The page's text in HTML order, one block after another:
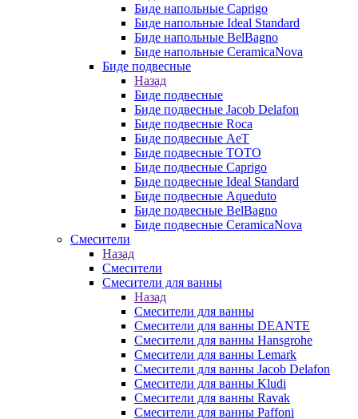
Биде напольные Caprigo
Биде напольные Ideal Standard
Биде напольные BelBagno
Биде напольные CeramicaNova
Биде подвесные
Назад
Биде подвесные
Биде подвесные Jacob Delafon
Биде подвесные Roca
Биде подвесные AeT
Биде подвесные TOTO
Биде подвесные Caprigo
Биде подвесные Ideal Standard
Биде подвесные Aqueduto
Биде подвесные BelBagno
Биде подвесные CeramicaNova
Смесители
Назад
Смесители
Смесители для ванны
Назад
Смесители для ванны
Смесители для ванны DEANTE
Смесители для ванны Hansgrohe
Смесители для ванны Lemark
Смесители для ванны Jacob Delafon
Смесители для ванны Kludi
Смесители для ванны Ravak
Смесители для ванны Paffoni